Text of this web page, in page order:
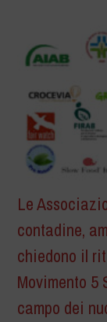
Le
contadine,
chiedono il
Movimento 5
campo dei